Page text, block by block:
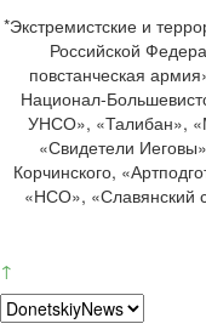
*Экстремистские и
Российской
повстанческая
Национал-
УНСО», «Талибан»,
«Свидетели
Корчинского,
«НСО», «Славянский
↑